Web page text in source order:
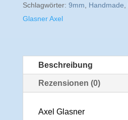
Schlagwörter: 9mm Handmade
Glasner Axel
Beschreibung
Rezensionen (0)
Axel Glasner